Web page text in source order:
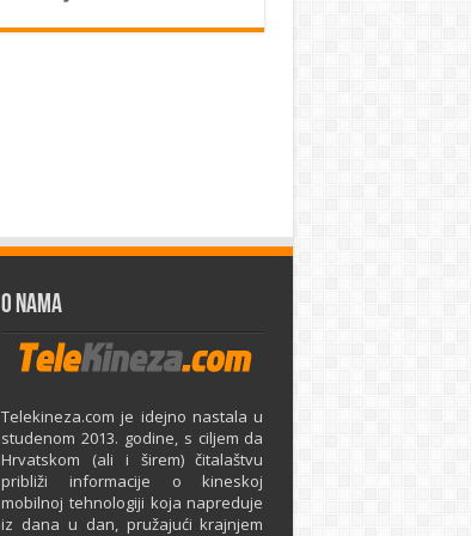
O Nama
Telekineza.com je idejno nastala u
studenom 2013. godine, s ciljem da
Hrvatskom (ali i širem) čitalaštvu
približi informacije o kineskoj
mobilnoj tehnologiji koja napreduje
iz dana u dan, pružajući krajnjem